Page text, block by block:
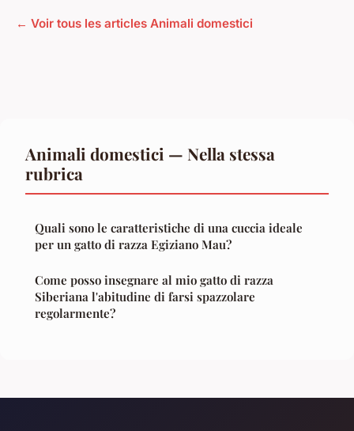
← Voir tous les articles Animali domestici
Animali domestici — Nella stessa
rubrica
Quali sono le caratteristiche di una cuccia ideale
per un gatto di razza Egiziano Mau?
Come posso insegnare al mio gatto di razza
Siberiana l'abitudine di farsi spazzolare
regolarmente?